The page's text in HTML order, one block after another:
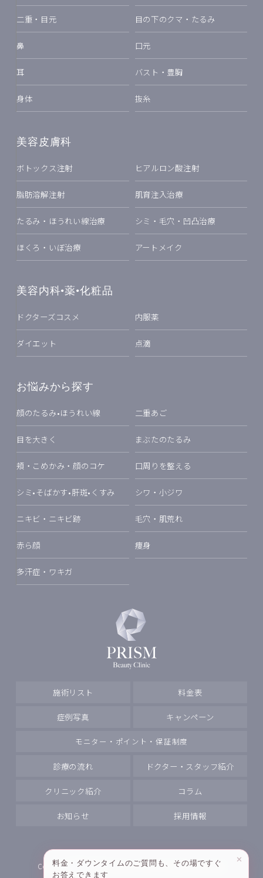
二重・目元 目の下のクマ・たるみ
鼻 口元
耳 バスト・豊胸
身体 抜糸
美容皮膚科
ボトックス注射 ヒアルロン酸注射
脂肪溶解注射 肌育注入治療
たるみ・ほうれい線治療 シミ・毛穴・凹凸治療
ほくろ・いぼ治療 アートメイク
美容内科•薬•化粧品
ドクターズコスメ 内服薬
ダイエット 点滴
お悩みから探す
顔のたるみ•ほうれい線 二重あご
目を大きく まぶたのたるみ
頬・こめかみ・顔のコケ 口周りを整える
シミ•そばかす•肝斑•くすみ シワ・小ジワ
ニキビ・ニキビ跡 毛穴・肌荒れ
赤ら顔 痩身
多汗症・ワキガ
施術リスト 料金表
症例写真 キャンペーン
モニター・ポイント・保証制度
診療の流れ ドクター・スタッフ紹介
クリニック紹介 コラム
お知らせ 採用情報
Copyright PRISM Beauty Clinic All rights reserved.
料金・ダウンタイムのご質問も、その場ですぐ
お答えできます
✕